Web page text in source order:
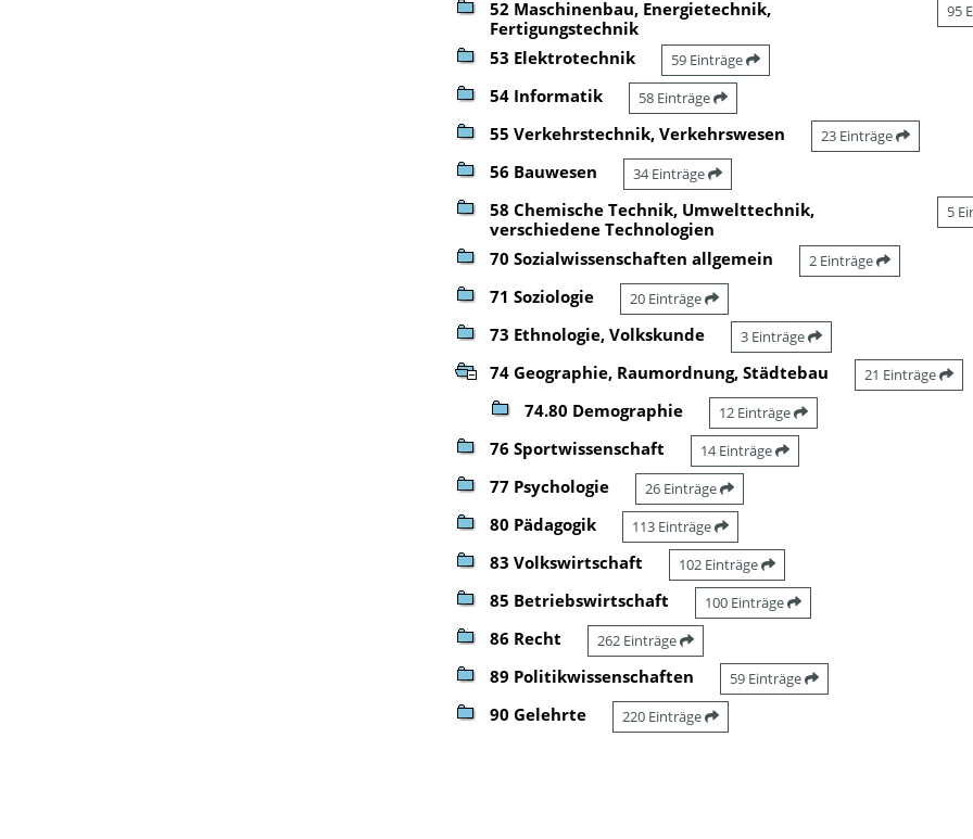
52 Maschinenbau, Energietechnik,
Fertigungstechnik
95
53 Elektrotechnik 59 Einträge
54 Informatik 58 Einträge
55 Verkehrstechnik, Verkehrswesen 23 Einträge
56 Bauwesen 34 Einträge
58 Chemische Technik, Umwelttechnik,
verschiedene Technologien
5
70 Sozialwissenschaften allgemein 2 Einträge
71 Soziologie 20 Einträge
73 Ethnologie, Volkskunde 3 Einträge
74 Geographie, Raumordnung, Städtebau 21 Einträge
74.80 Demographie 12 Einträge
76 Sportwissenschaft 14 Einträge
77 Psychologie 26 Einträge
80 Pädagogik 113 Einträge
83 Volkswirtschaft 102 Einträge
85 Betriebswirtschaft 100 Einträge
86 Recht 262 Einträge
89 Politikwissenschaften 59 Einträge
90 Gelehrte 220 Einträge